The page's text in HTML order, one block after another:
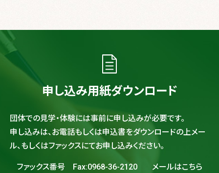
申し込み用紙ダウンロード
団体での見学・体験には事前に申し込みが必要です。
申し込みは、お電話もしくは申込書をダウンロードの上メー
ル、 もしくはファックスにてお申し込みください。
ファックス番号 Fax:0968-36-2120 メールはこちら